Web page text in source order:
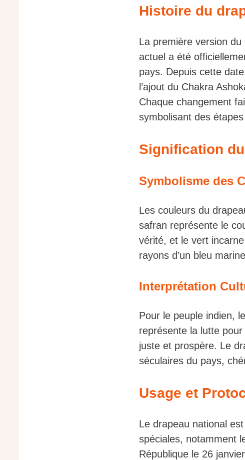
Histoire du
La première version
actuel a été
pays. Depuis cette
l’ajout du Chakra
Chaque changement
symbolisant des
Signification
Symbolisme des
Les couleurs du
safran représente le
vérité, et le vert
rayons d’un bleu
Interprétation
Pour le peuple indien,
représente la lutte pour
juste et prospère. Le
séculaires du pays,
Usage et
Le drapeau national
spéciales, notamment
République le 26